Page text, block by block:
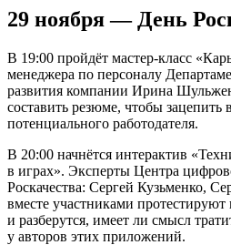
29 ноября — День
В 19:00 пройдёт мастер-класс
менеджера по персоналу
развития компании Ирина
составить резюме, чтобы зацепить
потенциального работодателя.
В 20:00 начнётся интерактив
в играх». Эксперты Центра
Роскачества: Сергей Кузьменко,
вместе участниками
и разберутся, имеет ли смысл
у авторов этих приложений.